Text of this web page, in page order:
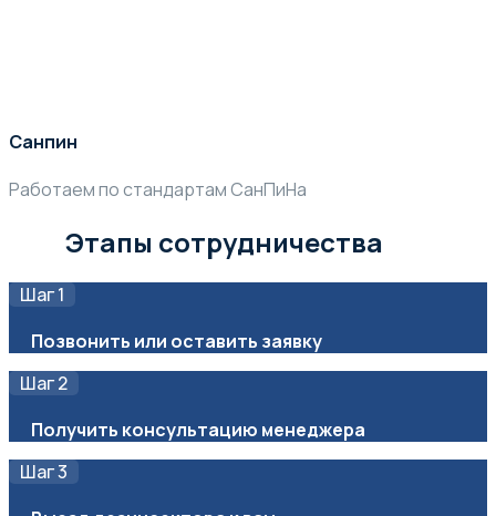
Санпин
Работаем по стандартам СанПиНа
Этапы сотрудничества
Шаг 1
Позвонить или оставить заявку
Шаг 2
Получить консультацию менеджера
Шаг 3